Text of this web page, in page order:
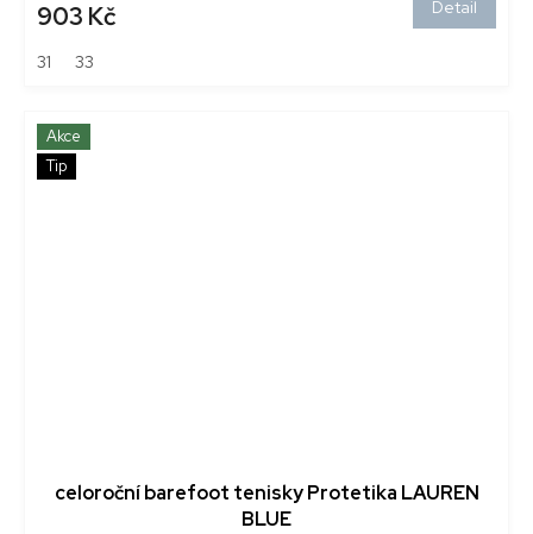
903 Kč Detail
31 33
Akce
Tip
celoroční barefoot tenisky Protetika LAUREN
BLUE